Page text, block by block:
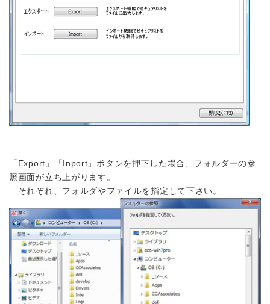
「Export」「Inport」ボタンを押下した場合、フォルダーの参
照画面が立ち上がります。
それぞれ、フォルダやファイルを指定して下さい。